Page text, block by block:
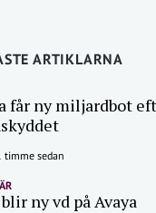
ARTIKLARNA
får ny miljardbot
timme sedan
ny vd på Avaya